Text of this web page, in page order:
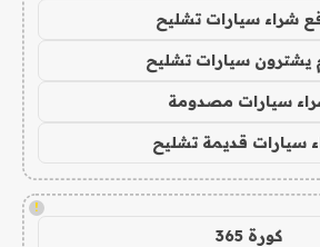
شراء سيارات تشليح
يشترون سيارات تشليح
سيارات مصدومة
سيارات قديمة تشليح
!
كورة 365